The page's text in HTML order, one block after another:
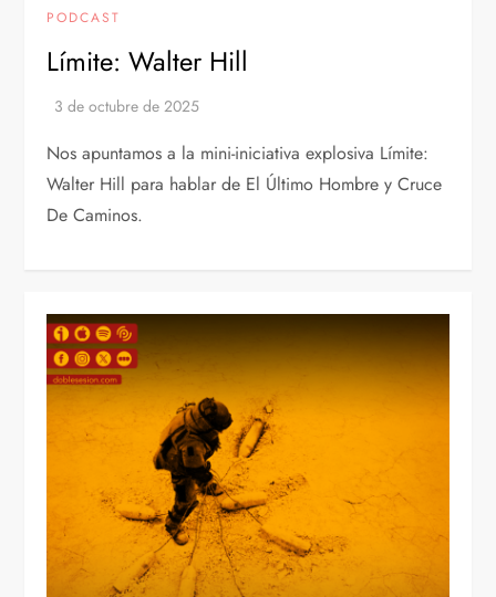
PODCAST
Límite: Walter Hill
Nos apuntamos a la mini-iniciativa explosiva Límite:
Walter Hill para hablar de El Último Hombre y Cruce
De Caminos.